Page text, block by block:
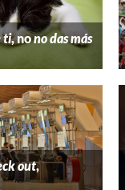
ti, nono das más
out,